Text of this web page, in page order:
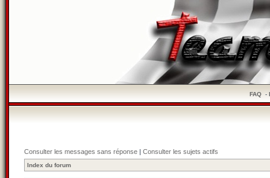
FAQ-
Consulter les messages sans réponse | Consulter les sujets actifs
Index du forum